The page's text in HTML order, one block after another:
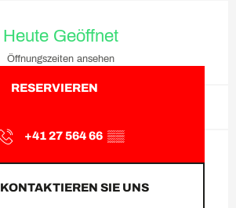
Heute Geöffnet
Öffnungszeiten ansehen
RESERVIEREN
+41 27 564 66 ▒▒
KONTAKTIEREN SIE UNS